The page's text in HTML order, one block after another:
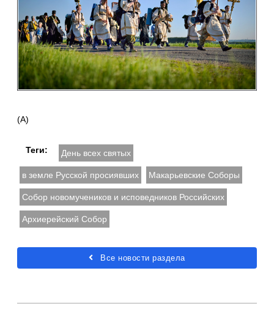
(А)
Теги: День всех святых
в земле Русской просиявших Макарьевские Соборы
Собор новомучеников и исповедников Российских
Архиерейский Собор
Все новости раздела